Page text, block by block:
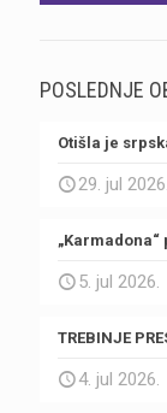
POSLEDNJE
Otišla je
29. jul 2026.
„Karmadona“
5. jul 2026.
TREBINJE
4. jul 2026.